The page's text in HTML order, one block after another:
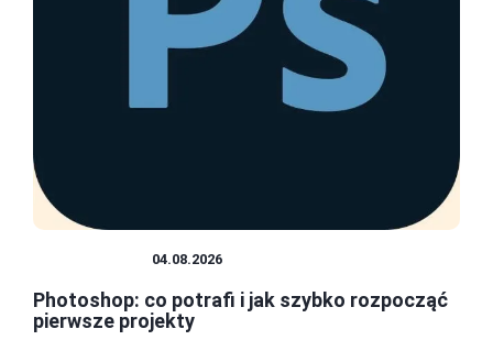
04.08.2026
Photoshop: co potrafi i jak szybko rozpocząć
pierwsze projekty